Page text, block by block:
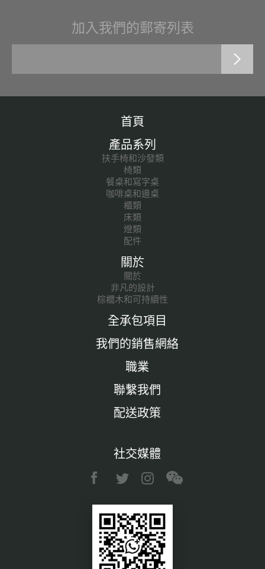
加入我們的郵寄列表
首頁
產品系列
扶手椅和沙發類
椅類
餐桌和寫字桌
咖啡桌和邊桌
櫃類
床類
燈類
配件
關於
關於
非凡的設計
棕櫚木和可持續性
全承包項目
我們的銷售網絡
職業
聯繫我們
配送政策
社交媒體